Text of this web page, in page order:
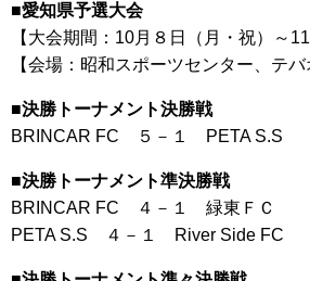
■愛知県予選大会
【大会期間：10月８日（月・祝）～
【会場：昭和スポーツセンター、テバ
■決勝トーナメント決勝戦
BRINCAR FC ５－１ PETA S.S
■決勝トーナメント準決勝戦
BRINCAR FC ４－１ 緑東ＦＣ
PETA S.S ４－１ River Side FC